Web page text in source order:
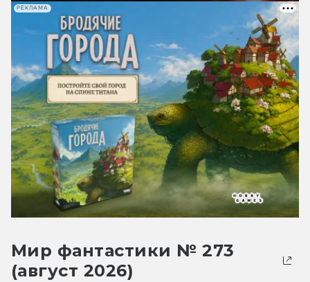
РЕКЛАМА
Мир фантастики № 273
(август 2026)